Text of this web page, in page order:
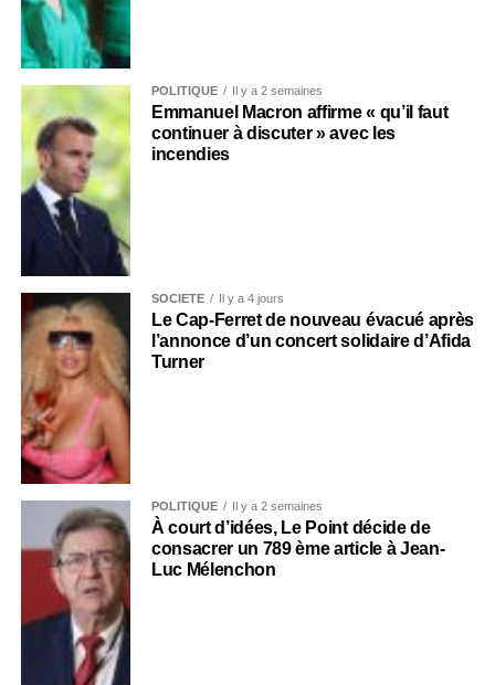
POLITIQUE Il y a 2 semaines
Emmanuel Macron affirme « qu’il faut
continuer à discuter » avec les
incendies
SOCIÉTÉ Il y a 4 jours
Le Cap-Ferret de nouveau évacué après
l’annonce d’un concert solidaire d’Afida
Turner
POLITIQUE Il y a 2 semaines
À court d’idées, Le Point décide de
consacrer un 789 ème article à Jean-
Luc Mélenchon